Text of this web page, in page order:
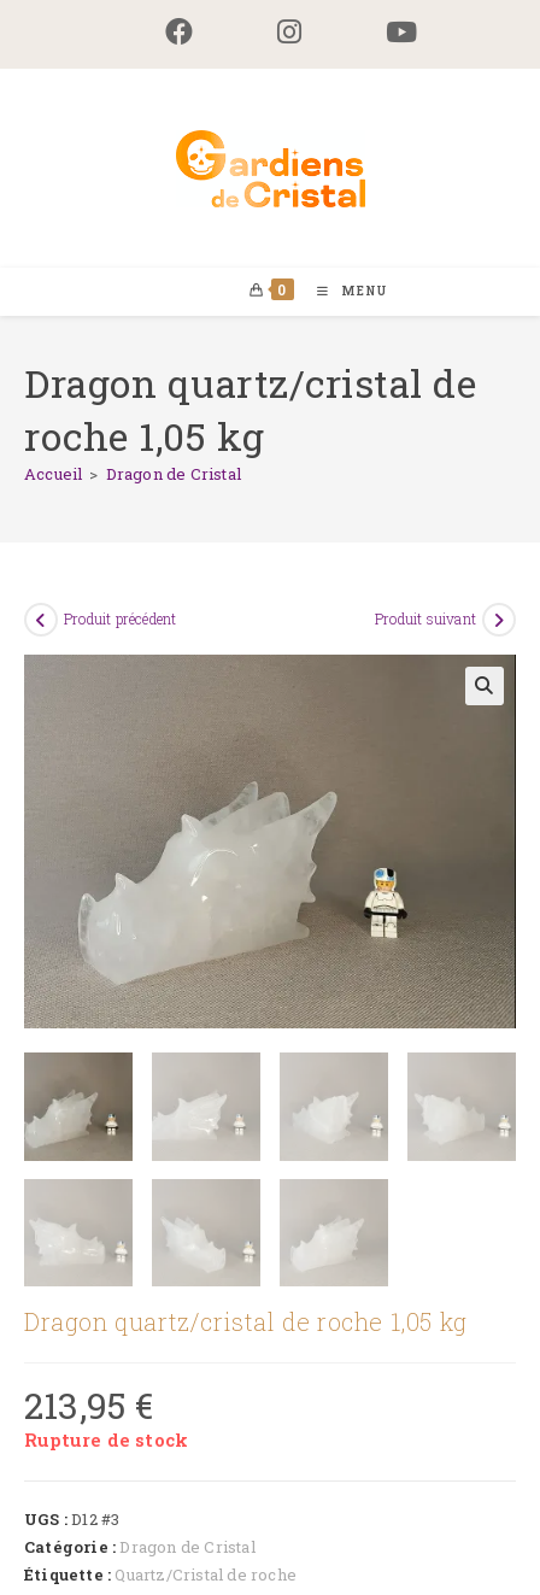
content
0 MENU
Dragon quartz/cristal de
roche 1,05 kg
Accueil > Dragon de Cristal
Produit précédent Produit suivant
Dragon quartz/cristal de roche 1,05 kg
213,95 €
Rupture de stock
UGS :D12 #3
Catégorie : Dragon de Cristal
Étiquette : Quartz/Cristal de roche